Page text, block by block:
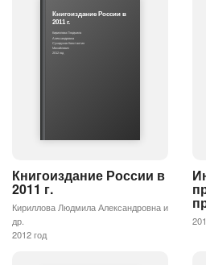
Книгоиздание России в
2011 г.
Кириллова Людмила
Александровна
Сухоруков Константин
Михайлович
2012 год
Книгоиздание России в
2011 г.
Кириллова Людмила Александровна и
др.
2012 год